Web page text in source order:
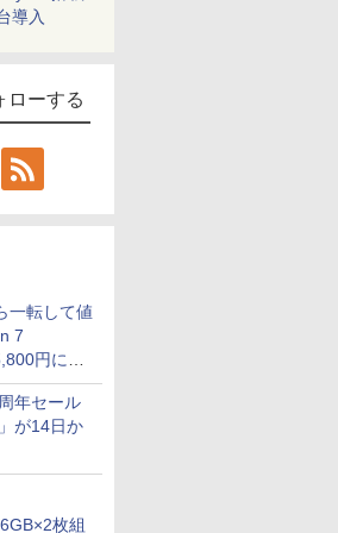
導入
ローする
一転して値
7
円に急
」
[8月前半の
年セール
が14日か
枚組